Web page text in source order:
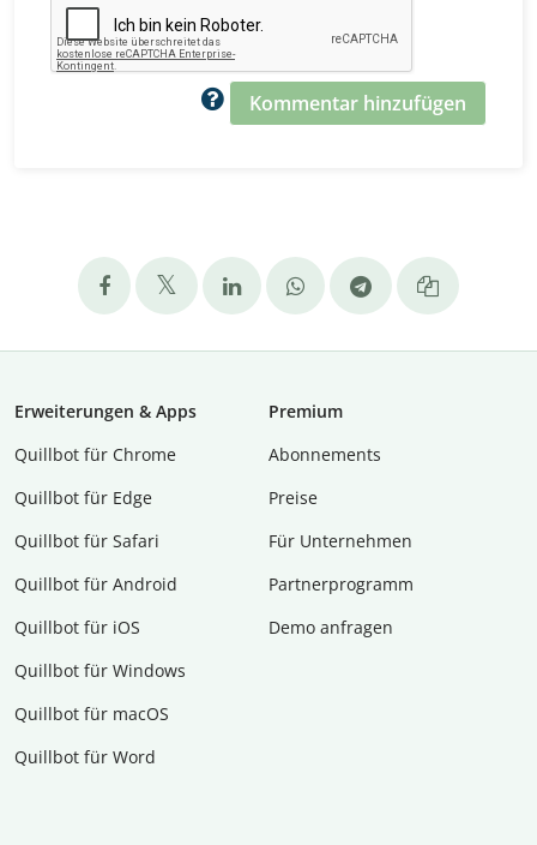
Kommentar hinzufügen
Erweiterungen & Apps
Quillbot für Chrome
Quillbot für Edge
Quillbot für Safari
Quillbot für Android
Quillbot für iOS
Quillbot für Windows
Quillbot für macOS
Quillbot für Word
Premium
Abon­ne­ments
Preise
Für Unternehmen
Partnerprogramm
Demo anfragen